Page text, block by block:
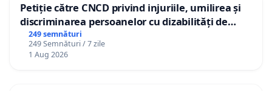
Petiție către CNCD privind injuriile, umilirea și
discriminarea persoanelor cu dizabilități de
către utilizatorul TikTok „Gorici”
249 semnături
249 Semnături / 7 zile
1 Aug 2026